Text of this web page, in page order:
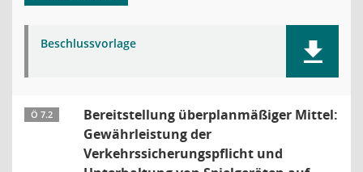
Beschlussvorlage
Ö 7.2
Bereitstellung überplanmäßiger Mittel:
Gewährleistung der
Verkehrssicherungspflicht und